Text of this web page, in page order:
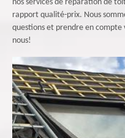
nos services de réparation de
rapport qualité-prix. Nous
questions et prendre en compte
nous!